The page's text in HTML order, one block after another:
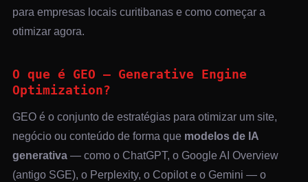
para empresas locais curitibanas e como começar a
otimizar agora.
O que é GEO — Generative Engine
Optimization?
GEO é o conjunto de estratégias para otimizar um site,
negócio ou conteúdo de forma que modelos de IA
generativa— como o ChatGPT, o Google AI Overview
(antigo SGE), o Perplexity, o Copilot e o Gemini — o